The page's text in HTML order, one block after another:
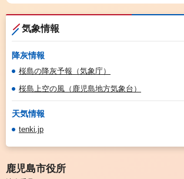
気象情報
降灰情報
桜島の降灰予報（気象庁）
桜島上空の風（鹿児島地方気象台）
天気情報
tenki.jp
鹿児島市役所